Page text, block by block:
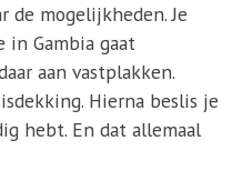
de mogelijkheden. Je
Gambia gaat
aan vastplakken.
Hierna beslis je
hebt. En dat allemaal